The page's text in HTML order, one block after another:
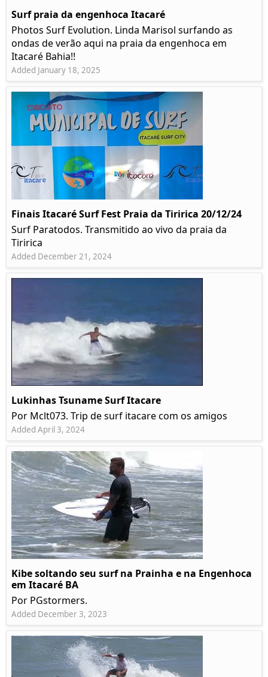
Surf praia da engenhoca Itacaré
Photos Surf Evolution. Linda Marisol surfando as
ondas de verão aqui na praia da engenhoca em
Itacaré Bahia!!
Added January 18, 2025
Finais Itacaré Surf Fest Praia da Tiririca 20/12/24
Surf Paratodos. Transmitido ao vivo da praia da
Tiririca
Added December 21, 2024
Lukinhas Tsuname Surf Itacare
Por Mclt073. Trip de surf itacare com os amigos
Added April 3, 2024
Kibe soltando seu surf na Prainha e na Engenhoca
em Itacaré BA
Por PGstormers.
Added December 3, 2023